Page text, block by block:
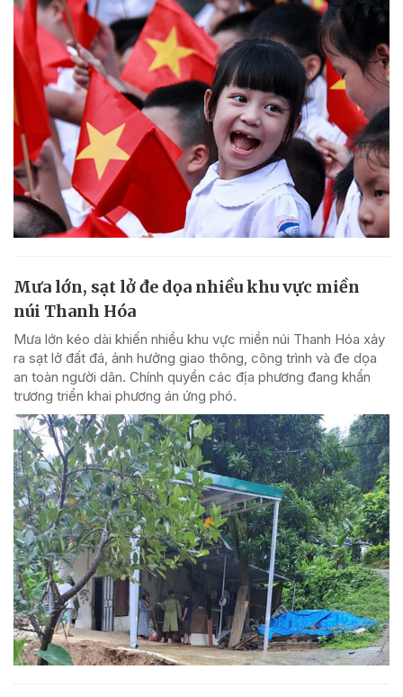
Mưa lớn, sạt lở đe dọa nhiều khu vực miền
núi Thanh Hóa
Mưa lớn kéo dài khiến nhiều khu vực miền núi Thanh Hóa xảy
ra sạt lở đất đá, ảnh hưởng giao thông, công trình và đe dọa
an toàn người dân. Chính quyền các địa phương đang khẩn
trương triển khai phương án ứng phó.